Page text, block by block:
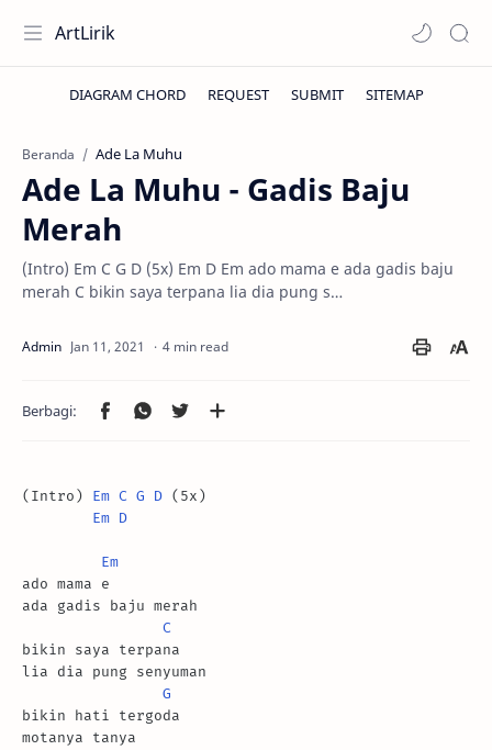
ArtLirik
Beranda Ade La Muhu
Ade La Muhu - Gadis Baju
Merah
(Intro) Em C G D (5x) Em D Em ado mama e ada gadis baju
merah C bikin saya terpana lia dia pung s…
4 min read
(Intro) Em C G D (5x)
Em D
Em
ado mama e
ada gadis baju merah
C
bikin saya terpana
lia dia pung senyuman
G
bikin hati tergoda
motanya tanya